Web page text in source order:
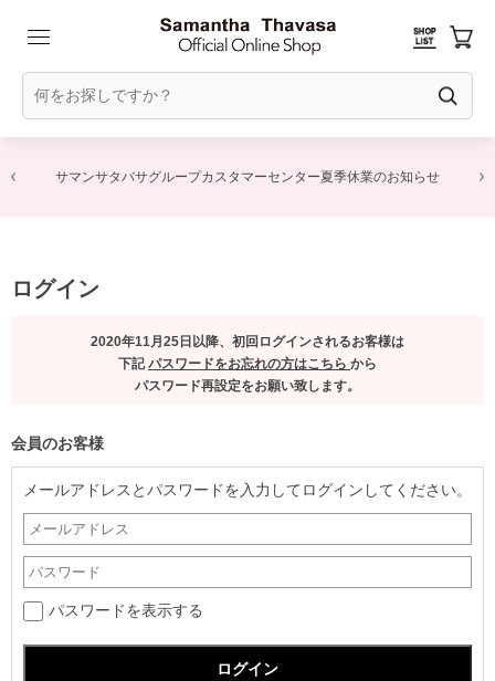
サマンサタバサグループカスタマーセンター夏季休業のお知らせ
ログイン
2020年11月25日以降、初回ログインされるお客様は
下記パスワードをお忘れの方はこちら から
パスワード再設定をお願い致します。
会員のお客様
メールアドレスとパスワードを入力してログインしてください。
パスワードを表示する